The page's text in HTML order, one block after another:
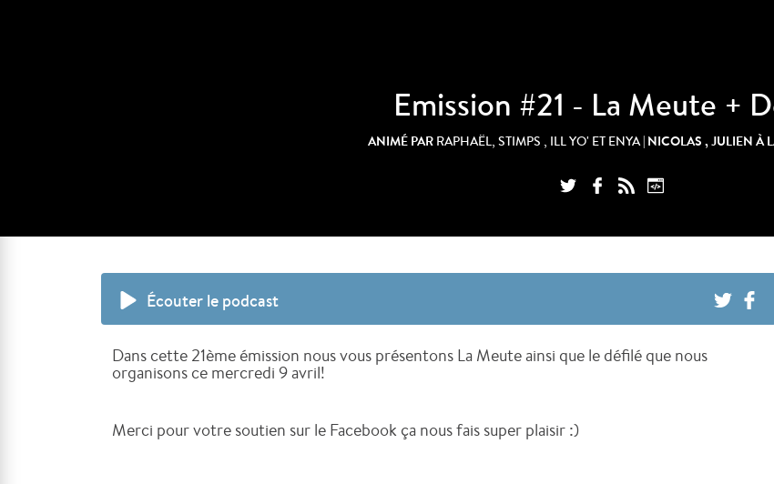
Emission #21 - La Meute +
ANIMÉ PAR RAPHAËL, STIMPS , ILL YO' ET ENYA| NICOLAS , JULIEN À
Écouter le podcast
Dans cette 21ème émission nous vous présentons La Meute ainsi que le défilé que nous
organisons ce mercredi 9 avril!
Merci pour votre soutien sur le Facebook ça nous fais super plaisir :)